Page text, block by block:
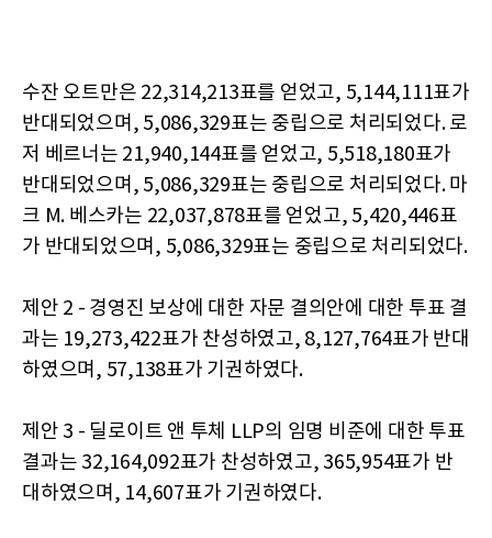
수잔 오트만은 22,314,213표를 얻었고, 5,144,111표가
반대되었으며, 5,086,329표는 중립으로 처리되었다. 로
저 베르너는 21,940,144표를 얻었고, 5,518,180표가
반대되었으며, 5,086,329표는 중립으로 처리되었다. 마
크 M. 베스카는 22,037,878표를 얻었고, 5,420,446표
가 반대되었으며, 5,086,329표는 중립으로 처리되었다.
제안 2 - 경영진 보상에 대한 자문 결의안에 대한 투표 결
과는 19,273,422표가 찬성하였고, 8,127,764표가 반대
하였으며, 57,138표가 기권하였다.
제안 3 - 딜로이트 앤 투체 LLP의 임명 비준에 대한 투표
결과는 32,164,092표가 찬성하였고, 365,954표가 반
대하였으며, 14,607표가 기권하였다.